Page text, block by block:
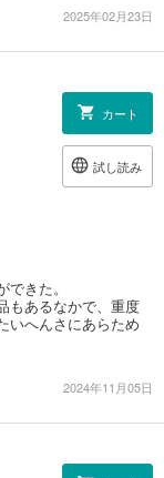
2025年02月23日
カート
試し読み
きた。
もあるなかで、重度
いへんさにあらため
2024年11月05日